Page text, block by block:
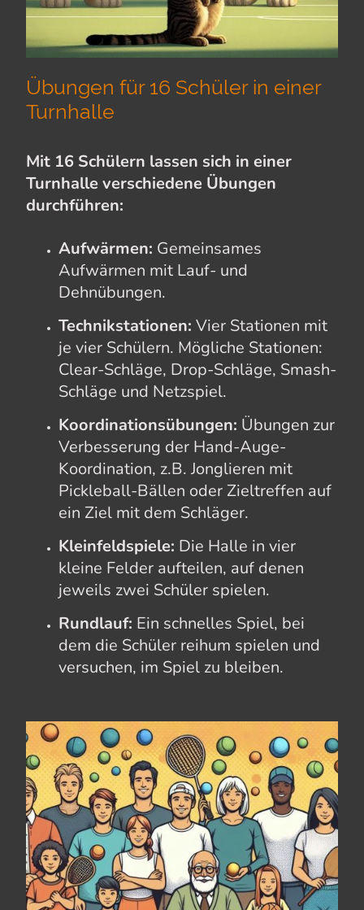
Übungen für 16 Schüler in einer
Turnhalle
Mit 16 Schülern lassen sich in einer
Turnhalle verschiedene Übungen
durchführen:
Aufwärmen: Gemeinsames
Aufwärmen mit Lauf- und
Dehnübungen.
Technikstationen: Vier Stationen mit
je vier Schülern. Mögliche Stationen:
Clear-Schläge, Drop-Schläge, Smash-
Schläge und Netzspiel.
Koordinationsübungen: Übungen zur
Verbesserung der Hand-Auge-
Koordination, z.B. Jonglieren mit
Pickleball-Bällen oder Zieltreffen auf
ein Ziel mit dem Schläger.
Kleinfeldspiele: Die Halle in vier
kleine Felder aufteilen, auf denen
jeweils zwei Schüler spielen.
Rundlauf: Ein schnelles Spiel, bei
dem die Schüler reihum spielen und
versuchen, im Spiel zu bleiben.